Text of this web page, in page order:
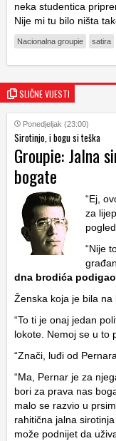
neka studentica
Nije mi tu bilo ništa
Nacionalna groupie satira
SLIČNE VIJESTI
Ponedjeljak (23:00)
Sirotinjo, i bogu si teška
Groupie: Jalna
bogate
“Ej,
za
“Nije
dna brodića
Ženska koja je bila na
“To ti je onaj jedan
lokote. Nemoj se u to
“Znači, luđi od
“Ma, Pernar je za
bori za prava nas
malo se razvio u
rahitična jalna
može podnijet da